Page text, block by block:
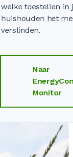
welke toestellen in
huishouden het
verslinden.
Naar
Monitor